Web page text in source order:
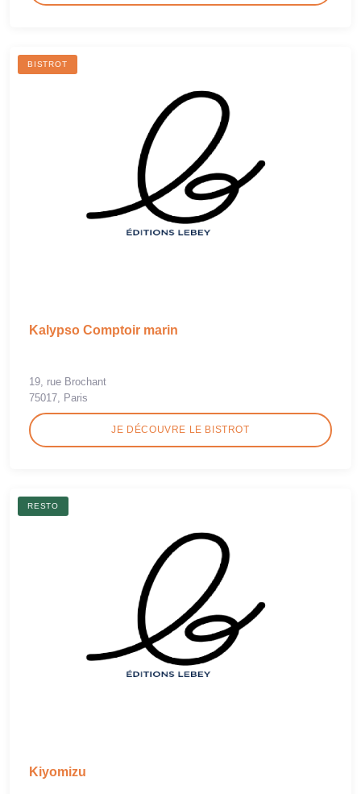
BISTROT
Kalypso Comptoir marin
19, rue Brochant
75017, Paris
JE DÉCOUVRE LE BISTROT
RESTO
Kiyomizu